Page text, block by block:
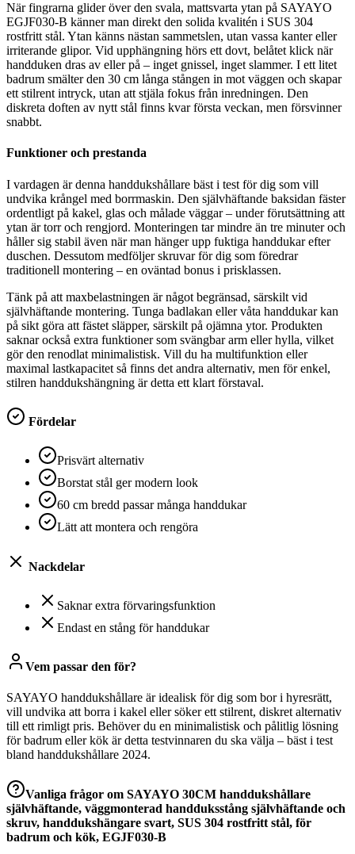
När fingrarna glider över den svala, mattsvarta ytan på SAYAYO
EGJF030-B känner man direkt den solida kvalitén i SUS 304
rostfritt stål. Ytan känns nästan sammetslen, utan vassa kanter eller
irriterande glipor. Vid upphängning hörs ett dovt, belåtet klick när
handduken dras av eller på – inget gnissel, inget slammer. I ett litet
badrum smälter den 30 cm långa stången in mot väggen och skapar
ett stilrent intryck, utan att stjäla fokus från inredningen. Den
diskreta doften av nytt stål finns kvar första veckan, men försvinner
snabbt.
Funktioner och prestanda
I vardagen är denna handdukshållare bäst i test för dig som vill
undvika krångel med borrmaskin. Den självhäftande baksidan fäster
ordentligt på kakel, glas och målade väggar – under förutsättning att
ytan är torr och rengjord. Monteringen tar mindre än tre minuter och
håller sig stabil även när man hänger upp fuktiga handdukar efter
duschen. Dessutom medföljer skruvar för dig som föredrar
traditionell montering – en oväntad bonus i prisklassen.
Tänk på att maxbelastningen är något begränsad, särskilt vid
självhäftande montering. Tunga badlakan eller våta handdukar kan
på sikt göra att fästet släpper, särskilt på ojämna ytor. Produkten
saknar också extra funktioner som svängbar arm eller hylla, vilket
gör den renodlat minimalistisk. Vill du ha multifunktion eller
maximal lastkapacitet så finns det andra alternativ, men för enkel,
stilren handdukshängning är detta ett klart förstaval.
Fördelar
Prisvärt alternativ
Borstat stål ger modern look
60 cm bredd passar många handdukar
Lätt att montera och rengöra
Nackdelar
Saknar extra förvaringsfunktion
Endast en stång för handdukar
Vem passar den för?
SAYAYO handdukshållare är idealisk för dig som bor i hyresrätt,
vill undvika att borra i kakel eller söker ett stilrent, diskret alternativ
till ett rimligt pris. Behöver du en minimalistisk och pålitlig lösning
för badrum eller kök är detta testvinnaren du ska välja – bäst i test
bland handdukshållare 2024.
Vanliga frågor om SAYAYO 30CM handdukshållare
självhäftande, väggmonterad handduksstång självhäftande och
skruv, handdukshängare svart, SUS 304 rostfritt stål, för
badrum och kök, EGJF030-B